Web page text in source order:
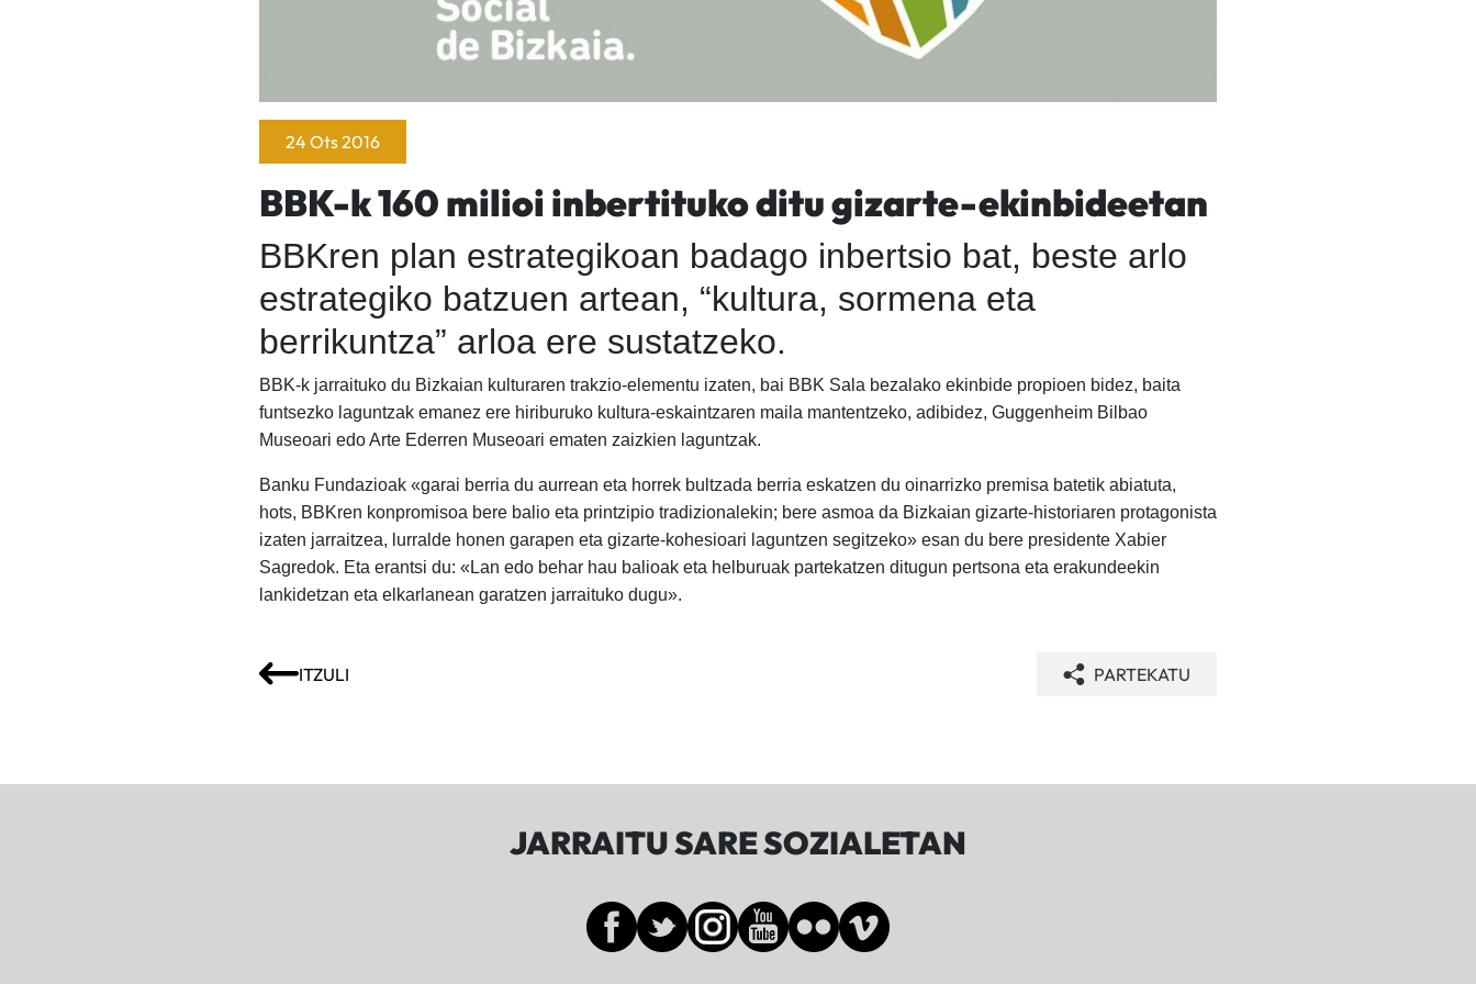
24 Ots 2016
BBK-k 160 milioi inbertituko ditu gizarte-ekinbideetan
BBKren plan estrategikoan badago inbertsio bat, beste arlo
estrategiko batzuen artean, “kultura, sormena eta
berrikuntza” arloa ere sustatzeko.
BBK-k jarraituko du Bizkaian kulturaren trakzio-elementu izaten, bai BBK Sala bezalako ekinbide propioen bidez, baita
funtsezko laguntzak emanez ere hiriburuko kultura-eskaintzaren maila mantentzeko, adibidez, Guggenheim Bilbao
Museoari edo Arte Ederren Museoari ematen zaizkien laguntzak.
Banku Fundazioak «garai berria du aurrean eta horrek bultzada berria eskatzen du oinarrizko premisa batetik abiatuta,
hots, BBKren konpromisoa bere balio eta printzipio tradizionalekin; bere asmoa da Bizkaian gizarte-historiaren protagonista
izaten jarraitzea, lurralde honen garapen eta gizarte-kohesioari laguntzen segitzeko» esan du bere presidente Xabier
Sagredok. Eta erantsi du: «Lan edo behar hau balioak eta helburuak partekatzen ditugun pertsona eta erakundeekin
lankidetzan eta elkarlanean garatzen jarraituko dugu».
ITZULI PARTEKATU
JARRAITU SARE SOZIALETAN